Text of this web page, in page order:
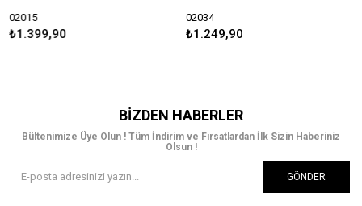
₺1.249,90
BIZDEN HABERLER
Bültenimize Üye Olun ! Tüm İndirim ve Fırsatlardan İlk Sizin Haberiniz
Olsun !
GÖNDER